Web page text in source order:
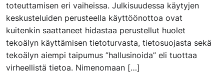
toteuttamisen eri vaiheissa. Julkisuudessa käytyjen
keskusteluiden perusteella käyttöönottoa ovat
kuitenkin saattaneet hidastaa perustellut huolet
tekoälyn käyttämisen tietoturvasta, tietosuojasta sekä
tekoälyn aiempi taipumus ”hallusinoida” eli tuottaa
virheellistä tietoa. Nimenomaan […]